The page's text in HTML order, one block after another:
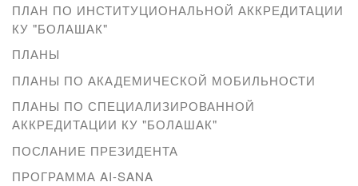
ПЛАН ПО ИНСТИТУЦИОНАЛЬНОЙ АККРЕДИТАЦИИ
КУ "БОЛАШАК"
ПЛАНЫ
ПЛАНЫ ПО АКАДЕМИЧЕСКОЙ МОБИЛЬНОСТИ
ПЛАНЫ ПО СПЕЦИАЛИЗИРОВАННОЙ
АККРЕДИТАЦИИ КУ "БОЛАШАК"
ПОСЛАНИЕ ПРЕЗИДЕНТА
ПРОГРАММА AI-SANA